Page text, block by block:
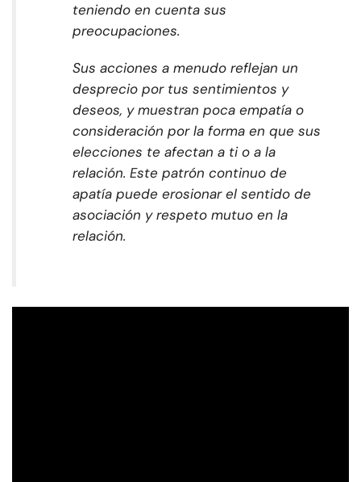
teniendo en cuenta sus
preocupaciones.
Sus acciones a menudo reflejan un
desprecio por tus sentimientos y
deseos, y muestran poca empatía o
consideración por la forma en que sus
elecciones te afectan a ti o a la
relación. Este patrón continuo de
apatía puede erosionar el sentido de
asociación y respeto mutuo en la
relación.